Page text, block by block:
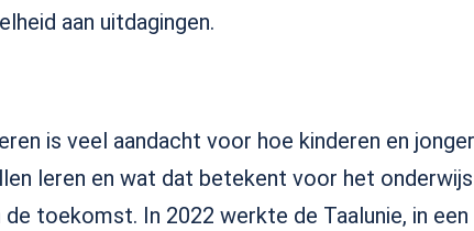
aan uitdagingen.
is veel aandacht voor hoe kinderen en
leren en wat dat betekent voor het
toekomst. In 2022 werkte de Taalunie, in